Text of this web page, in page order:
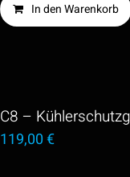
In den Warenkorb
C8 –
119,00€